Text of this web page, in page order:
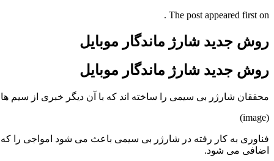
The post appeared first on .
روش جدید شارژ ماندگار موبایل
روش جدید شارژ ماندگار موبایل
محققان شارژر بی سیمی را ساخته اند که با آن دیگر خبری از سیم
(image)
فناوری به کار رفته در شارژر بی سیمی باعث می شود امواجی را
اضافی می شود.